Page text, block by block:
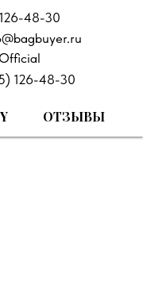
48-30
126-48-30
ОТЗЫВЫ